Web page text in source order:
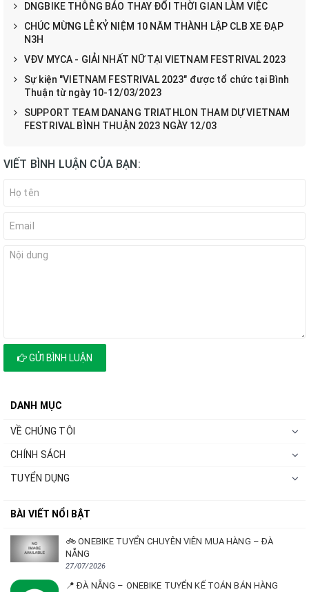
DNGBIKE THÔNG BÁO THAY ĐỔI THỜI GIAN LÀM VIỆC
CHÚC MỪNG LỄ KỶ NIỆM 10 NĂM THÀNH LẬP CLB XE ĐẠP
N3H
VĐV MYCA - GIẢI NHẤT NỮ TẠI VIETNAM FESTRIVAL 2023
Sự kiện "VIETNAM FESTRIVAL 2023" được tổ chức tại Bình
Thuận từ ngày 10-12/03/2023
SUPPORT TEAM DANANG TRIATHLON THAM DỰ VIETNAM
FESTRIVAL BÌNH THUẬN 2023 NGÀY 12/03
VIẾT BÌNH LUẬN CỦA BẠN:
GỬI BÌNH LUẬN
DANH MỤC
VỀ CHÚNG TÔI
CHÍNH SÁCH
TUYỂN DỤNG
BÀI VIẾT NỔI BẬT
🚲 ONEBIKE TUYỂN CHUYÊN VIÊN MUA HÀNG – ĐÀ
NẴNG
27/07/2026
📍 ĐÀ NẴNG – ONEBIKE TUYỂN KẾ TOÁN BÁN HÀNG